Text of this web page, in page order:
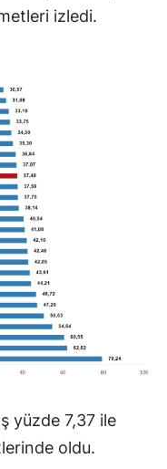
izledi.
yüzde 7,37 ile
oldu.